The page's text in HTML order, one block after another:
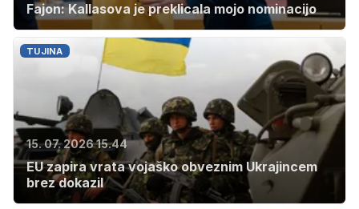
Fajon: Kallasova je preklicala mojo nominacijo
TUJINA
15. 07. 2026 15.44
EU zapira vrata vojaško obveznim Ukrajincem
brez dokazil